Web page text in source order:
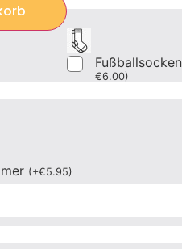
Fußballsocken
€6.00)
(+€5.95)